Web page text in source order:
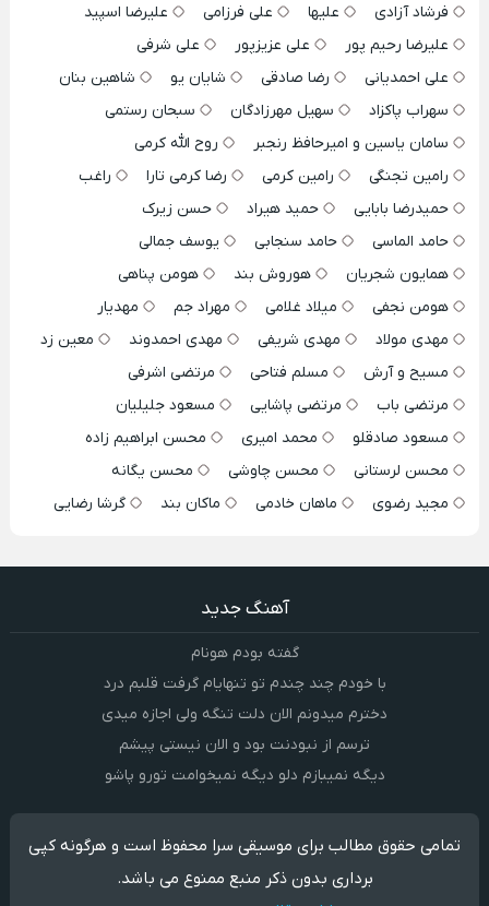
فرشاد آزادی
علیها علی فرزامی
علیرضا اسپید
علیرضا رحیم پور
علی عزیزپور
علی شرفی
علی احمدیانی
رضا صادقی شایان یو
شاهین بنان
سهراب پاکزاد
سهیل مهرزادگان
سبحان رستمی
سامان یاسین و امیرحافظ رنجبر
روح الله کرمی
رامین تجنگی
رامین کرمی رضا کرمی تارا
راغب
حمیدرضا بابایی
حمید هیراد
حسن زیرک
حامد الماسی
حامد سنجابی
یوسف جمالی
همایون شجریان
هوروش بند
هومن پناهی
هومن نجفی
میلاد غلامی مهراد جم
مهدیار
مهدی مولاد
مهدی شریفی مهدی احمدوند
معین زد
مسیح و آرش
مسلم فتاحی
مرتضی اشرفی
مرتضی باب
مرتضی پاشایی
مسعود جلیلیان
مسعود صادقلو
محمد امیری
محسن ابراهیم زاده
محسن لرستانی
محسن چاوشی
محسن یگانه
مجید رضوی
ماهان خادمی ماکان بند گرشا رضایی
آهنگ جدید
گفته بودم هونام
با خودم چند چندم تو تنهایام گرفت قلبم درد
دخترم میدونم الان دلت تنگه ولی اجازه میدی
ترسم از نبودنت بود و الان نیستی پیشم
دیگه نمیبازم دلو دیگه نمیخوامت تورو پاشو
تمامی حقوق مطالب برای موسیقی سرا محفوظ است و هرگونه کپی
برداری بدون ذکر منبع ممنوع می باشد.